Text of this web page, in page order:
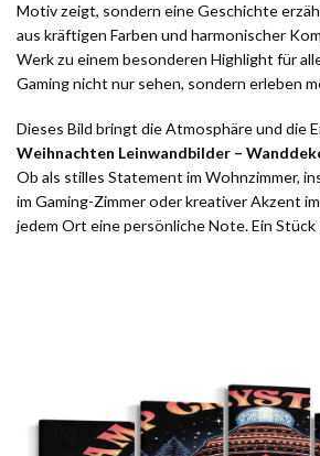
Motiv zeigt, sondern eine Geschichte
aus kräftigen Farben und harmonischer
Werk zu einem besonderen Highlight für
Gaming nicht nur sehen, sondern erleben
Dieses Bild bringt die Atmosphäre und die
Weihnachten Leinwandbilder –
Ob als stilles Statement im Wohnzimmer,
im Gaming-Zimmer oder kreativer Akzent
jedem Ort eine persönliche Note. Ein